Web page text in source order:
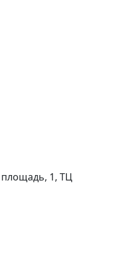
площадь, 1, ТЦ